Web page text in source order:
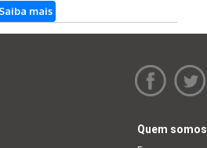
Saiba mais
Quem somos